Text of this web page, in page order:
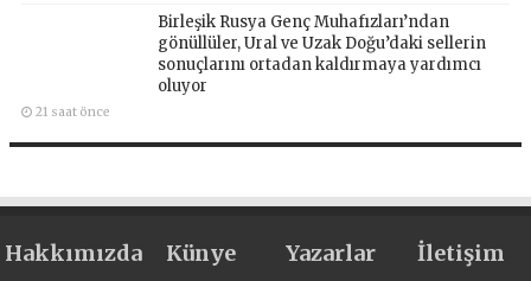
Birleşik Rusya Genç Muhafızları’ndan
gönüllüler, Ural ve Uzak Doğu’daki sellerin
sonuçlarını ortadan kaldırmaya yardımcı
oluyor
21 saat önce
Hakkımızda Künye Yazarlar İletişim